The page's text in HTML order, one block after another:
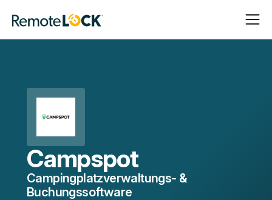
Startseite
öffnen
Campspot
Campingplatzverwaltungs- &
Buchungssoftware